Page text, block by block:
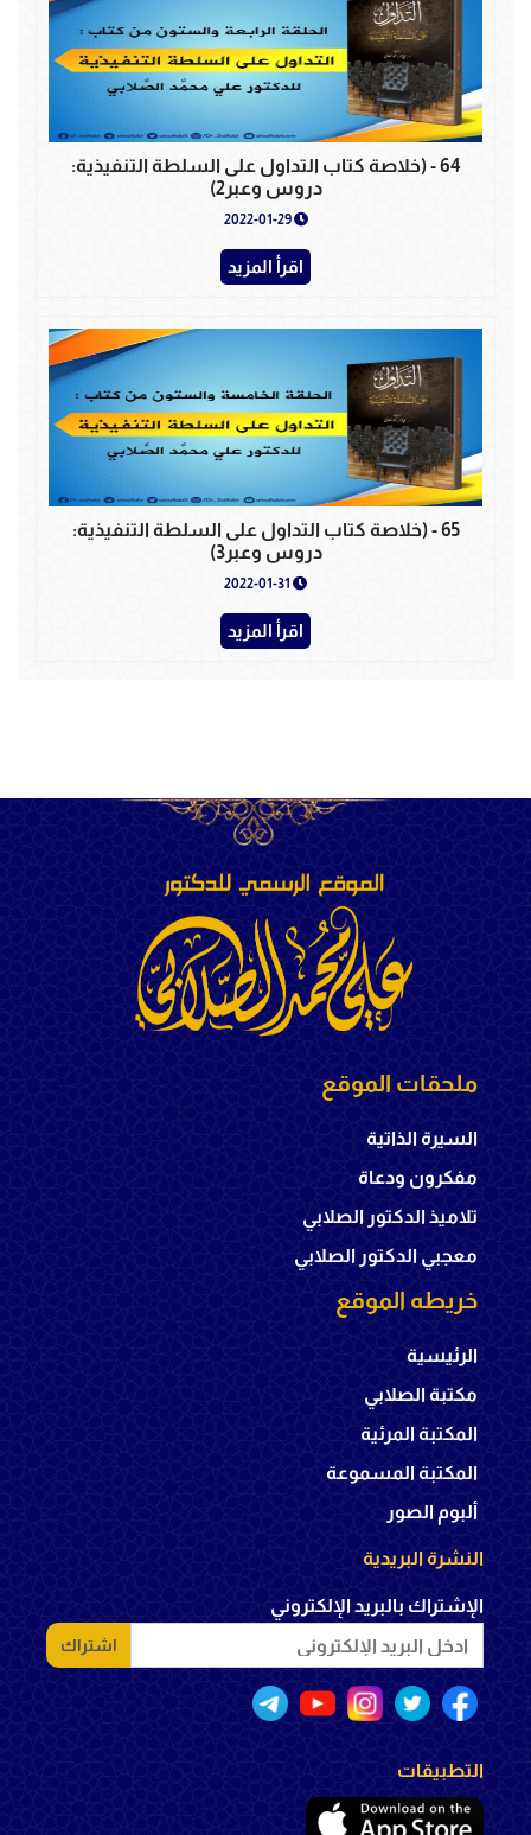
64 - (خلاصة كتاب التداول على السلطة التنفيذية:
دروس وعبر2)
2022-01-29
اقرأ المزيد
65 - (خلاصة كتاب التداول على السلطة التنفيذية:
دروس وعبر3)
اقرأ المزيد
ملحقات الموقع
السيرة الذاتية
مفكرون ودعاة
تلاميذ الدكتور الصلابي
معجبي الدكتور الصلابي
خريطه الموقع
الرئيسية
مكتبة الصلابي
المكتبة المرئية
المكتبة المسموعة
ألبوم الصور
النشرة البريدية
الإشتراك بالبريد الإلكتروني
اشتراك
التطبيقات